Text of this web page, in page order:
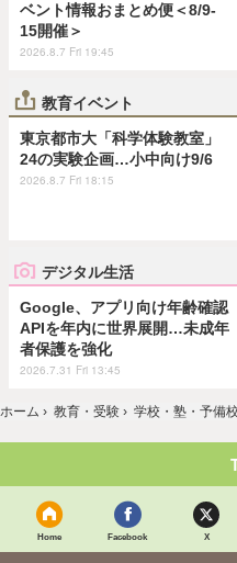
ベント情報おまとめ便＜8/9-
15開催＞
2026.8.7 Fri 19:45
教育イベント
東京都市大「科学体験教室」
24の実験企画…小中向け9/6
2026.8.7 Fri 18:15
デジタル生活
Google、アプリ向け年齢確認
APIを年内に世界展開…未成年
者保護を強化
2026.7.31 Fri 13:45
ホーム › 教育・受験 › 学校・塾・予備
Home Facebook X